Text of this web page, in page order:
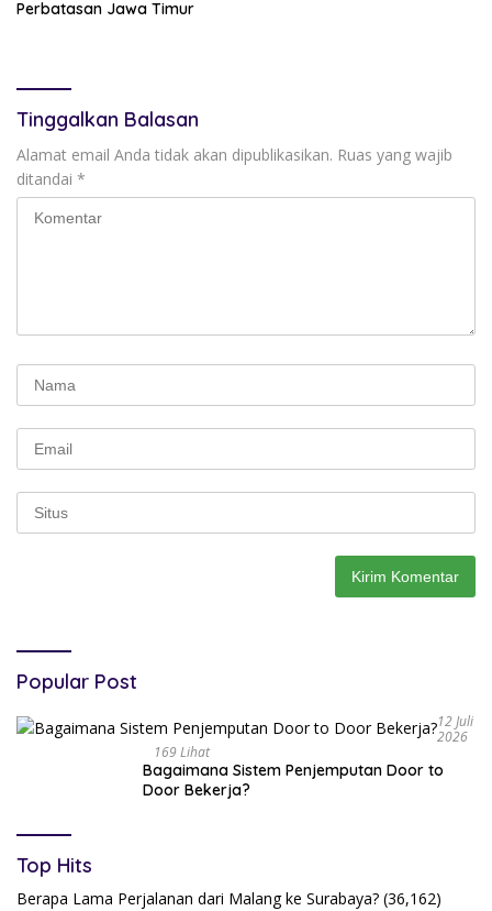
Perbatasan Jawa Timur
Tinggalkan Balasan
Alamat email Anda tidak akan dipublikasikan. Ruas yang wajib
ditandai *
Popular Post
12 Juli
2026
169 Lihat
Bagaimana Sistem Penjemputan Door to
Door Bekerja?
Top Hits
Berapa Lama Perjalanan dari Malang ke Surabaya? (36,162)